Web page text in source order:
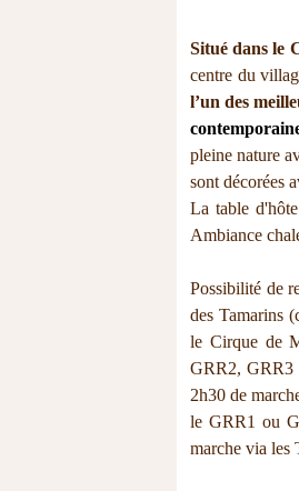
Situé dans le
centre du
l’un des
pleine nature
sont décorées
La table
Ambiance
Possibilité de
des Tamarins
le Cirque de
GRR2, GRR3
2h30 de
le GRR1 ou
marche via les